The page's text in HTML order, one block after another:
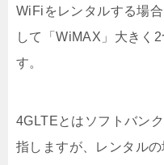
WiFiをレンタルする場
して「WiMAX」大きく
す。
4GLTEとはソフトバン
指しますが、レンタル